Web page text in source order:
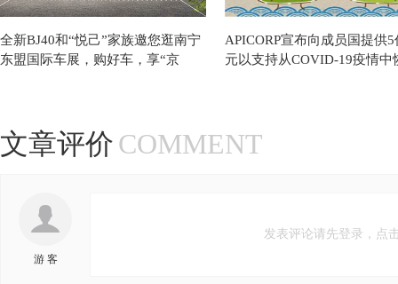
全新BJ40和“悦己”家族邀您逛南宁
东盟国际车展，购好车，享“京
APICORP宣布向成员国提供5
元以支持从COVID-19疫情中
文章评价 COMMENT
d
游 客
发表评论请先登录，点